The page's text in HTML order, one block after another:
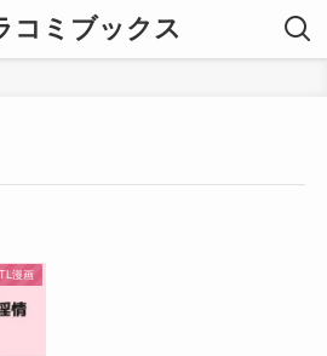
コミブックス
TL漫画